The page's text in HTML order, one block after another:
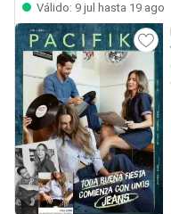
Válido: 9 jul hasta 19 ago